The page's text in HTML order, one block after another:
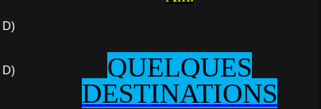
QUELQUES
DESTINATIONS